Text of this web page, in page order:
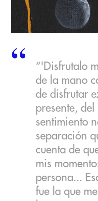
“'Disfrutalo
de la mano
de disfrutar
presente, del
sentimiento
separación
cuenta de
mis
persona...
fue la que